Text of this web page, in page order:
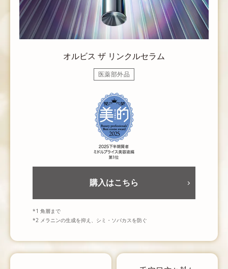
オルビス ザ リンクルセラム
医薬部外品
購入はこちら
*1 角層まで
*2 メラニンの生成を抑え、シミ・ソバカスを防ぐ